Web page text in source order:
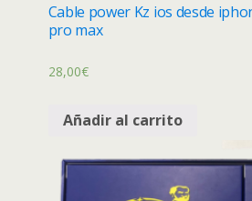
Cable power Kz ios desde
pro max
28,00€
Añadir al carrito